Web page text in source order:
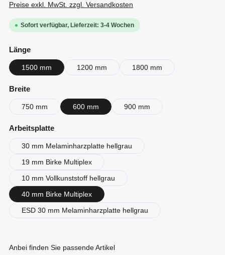
Preise exkl. MwSt. zzgl. Versandkosten
Sofort verfügbar, Lieferzeit: 3-4 Wochen
Längeauswählen
1500 mm 1200 mm 1800 mm
Breiteauswählen
750 mm 600 mm 900 mm
Arbeitsplatteauswählen
30 mm Melaminharzplatte hellgrau
19 mm Birke Multiplex
10 mm Vollkunststoff hellgrau
40 mm Birke Multiplex
ESD 30 mm Melaminharzplatte hellgrau
Anbei finden Sie passende Artikel